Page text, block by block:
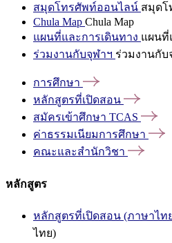
สมุดโทรศัพท์ออนไลน์ สมุดโ
Chula Map Chula Map
แผนที่และการเดินทาง แผนที่
ร่วมงานกับจุฬาฯ ร่วมงานกับ
การศึกษา
หลักสูตรที่เปิดสอน
สมัครเข้าศึกษา TCAS
ค่าธรรมเนียมการศึกษา
คณะและสำนักวิชา
หลักสูตร
หลักสูตรที่เปิดสอน (ภาษาไท
ไทย)